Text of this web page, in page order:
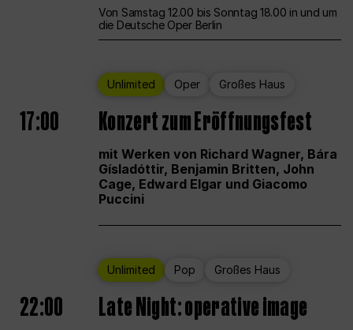
Von Samstag 12.00 bis Sonntag 18.00 in und um
die Deutsche Oper Berlin
Unlimited Oper Großes Haus
17:00 Konzert zum Eröffnungsfest
mit Werken von Richard Wagner, Bára
Gísladóttir, Benjamin Britten, John
Cage, Edward Elgar und Giacomo
Puccini
Unlimited Pop Großes Haus
22:00 Late Night: operative image